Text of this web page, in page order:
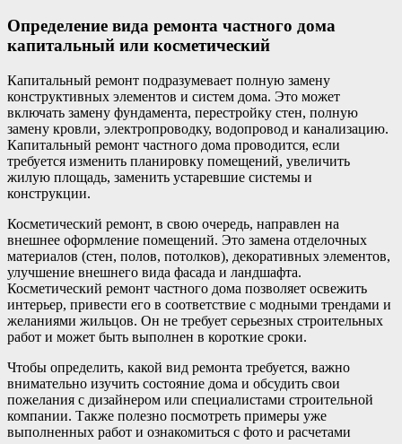
Определение вида ремонта частного дома
капитальный или косметический
Капитальный ремонт подразумевает полную замену
конструктивных элементов и систем дома. Это может
включать замену фундамента, перестройку стен, полную
замену кровли, электропроводку, водопровод и канализацию.
Капитальный ремонт частного дома проводится, если
требуется изменить планировку помещений, увеличить
жилую площадь, заменить устаревшие системы и
конструкции.
Косметический ремонт, в свою очередь, направлен на
внешнее оформление помещений. Это замена отделочных
материалов (стен, полов, потолков), декоративных элементов,
улучшение внешнего вида фасада и ландшафта.
Косметический ремонт частного дома позволяет освежить
интерьер, привести его в соответствие с модными трендами и
желаниями жильцов. Он не требует серьезных строительных
работ и может быть выполнен в короткие сроки.
Чтобы определить, какой вид ремонта требуется, важно
внимательно изучить состояние дома и обсудить свои
пожелания с дизайнером или специалистами строительной
компании. Также полезно посмотреть примеры уже
выполненных работ и ознакомиться с фото и расчетами